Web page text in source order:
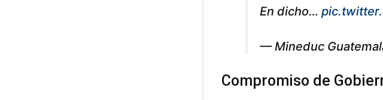
En dicho…
— Mineduc
Compromiso de